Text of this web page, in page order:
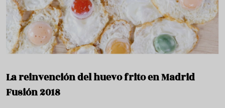
La reinvención del huevo frito en Madrid
Fusión 2018